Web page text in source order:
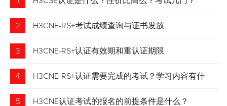
2 H3CNE-RS+考试成绩查询与证书发放
3 H3CNE-RS+认证有效期和重认证期限
4 H3CNE-RS+认证需要完成的考试？学习内容有什
么？
5 H3CNE认证考试的报名的前提条件是什么？